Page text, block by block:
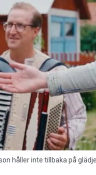
håller inte tillbaka på